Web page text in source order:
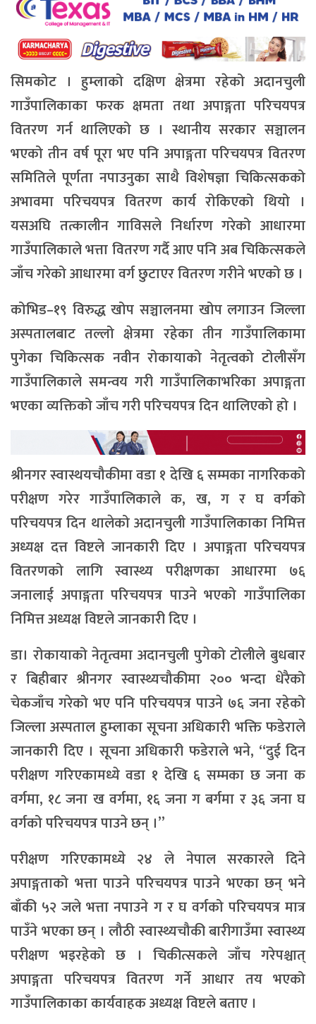
सिमकोट । हुम्लाको दक्षिण क्षेत्रमा रहेको अदानचुली
गाउँपालिकाका फरक क्षमता तथा अपाङ्गता परिचयपत्र
वितरण गर्न थालिएको छ । स्थानीय सरकार सञ्चालन
भएको तीन वर्ष पूरा भए पनि अपाङ्गता परिचयपत्र वितरण
समितिले पूर्णता नपाउनुका साथै विशेषज्ञा चिकित्सकको
अभावमा परिचयपत्र वितरण कार्य रोकिएको थियो ।
यसअघि तत्कालीन गाविसले निर्धारण गरेको आधारमा
गाउँपालिकाले भत्ता वितरण गर्दै आए पनि अब चिकित्सकले
जाँच गरेको आधारमा वर्ग छुटाएर वितरण गरीने भएको छ ।
कोभिड–१९ विरुद्ध खोप सञ्चालनमा खोप लगाउन जिल्ला
अस्पतालबाट तल्लो क्षेत्रमा रहेका तीन गाउँपालिकामा
पुगेका चिकित्सक नवीन रोकायाको नेतृत्वको टोलीसँग
गाउँपालिकाले समन्वय गरी गाउँपालिकाभरिका अपाङ्गता
भएका व्यक्तिको जाँच गरी परिचयपत्र दिन थालिएको हो ।
श्रीनगर स्वास्थयचौकीमा वडा १ देखि ६ सम्मका नागरिकको
परीक्षण गरेर गाउँपालिकाले क, ख, ग र घ वर्गको
परिचयपत्र दिन थालेको अदानचुली गाउँपालिकाका निमित्त
अध्यक्ष दत्त विष्टले जानकारी दिए । अपाङ्गता परिचयपत्र
वितरणको लागि स्वास्थ्य परीक्षणका आधारमा ७६
जनालाई अपाङ्गता परिचयपत्र पाउने भएको गाउँपालिका
निमित्त अध्यक्ष विष्टले जानकारी दिए ।
डा। रोकायाको नेतृत्वमा अदानचुली पुगेको टोलीले बुधबार
र बिहीबार श्रीनगर स्वास्थ्यचौकीमा २०० भन्दा धेरैको
चेकजाँच गरेको भए पनि परिचयपत्र पाउने ७६ जना रहेको
जिल्ला अस्पताल हुम्लाका सूचना अधिकारी भक्ति फडेराले
जानकारी दिए । सूचना अधिकारी फडेराले भने, “दुई दिन
परीक्षण गरिएकामध्ये वडा १ देखि ६ सम्मका छ जना क
वर्गमा, १८ जना ख वर्गमा, १६ जना ग बर्गमा र ३६ जना घ
वर्गको परिचयपत्र पाउने छन् ।”
परीक्षण गरिएकामध्ये २४ ले नेपाल सरकारले दिने
अपाङ्गताको भत्ता पाउने परिचयपत्र पाउने भएका छन् भने
बाँकी ५२ जले भत्ता नपाउने ग र घ वर्गको परिचयपत्र मात्र
पाउँने भएका छन् । लौठी स्वास्थ्यचौकी बारीगाउँमा स्वास्थ्य
परीक्षण भइरहेको छ । चिकीत्सकले जाँच गरेपश्चात्
अपाङ्गता परिचयपत्र वितरण गर्ने आधार तय भएको
गाउँपालिकाका कार्यवाहक अध्यक्ष विष्टले बताए ।